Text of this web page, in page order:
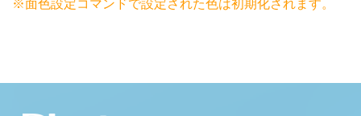
※面色設定コマンドで設定された色は初期化されます。